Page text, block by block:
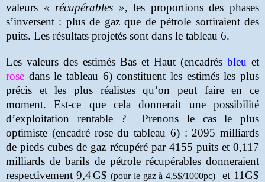
valeurs « récupérables », les proportions des phases
s’inversent : plus de gaz que de pétrole sortiraient des
puits. Les résultats projetés sont dans le tableau 6.
Les valeurs des estimés Bas et Haut (encadrés bleu et
rose dans le tableau 6) constituent les estimés les plus
précis et les plus réalistes qu’on peut faire en ce
moment. Est-ce que cela donnerait une possibilité
d’exploitation rentable ? Prenons le cas le plus
optimiste (encadré rose du tableau 6) : 2095 milliards
de pieds cubes de gaz récupéré par 4155 puits et 0,117
milliards de barils de pétrole récupérables donneraient
respectivement 9,4G$ (pour le gaz à 4,5$/1000pc) et 11G$